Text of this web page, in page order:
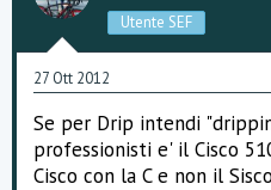
e
Utente SEF
27 Ott 2012
Se per Drip intendi
professionisti e' il Cisco
Cisco con la C e non il